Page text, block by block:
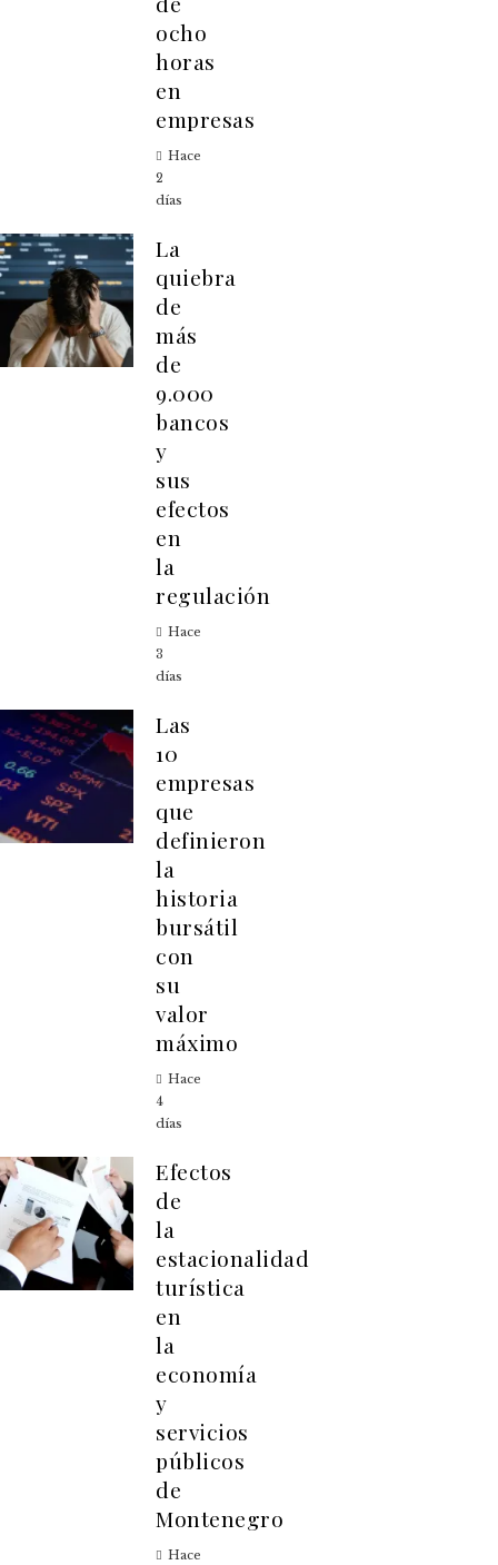
ocho
horas
en
empresas
Hace
2
días
La
quiebra
de
más
de
9.000
bancos
y
sus
efectos
en
la
regulación
Hace
3
días
Las
10
empresas
que
definieron
la
historia
bursátil
con
su
valor
máximo
Hace
4
días
Efectos
de
la
estacionalidad
turística
en
la
economía
y
servicios
públicos
de
Montenegro
Hace